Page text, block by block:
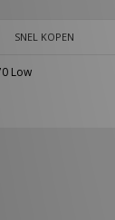
SNEL KOPEN
Low